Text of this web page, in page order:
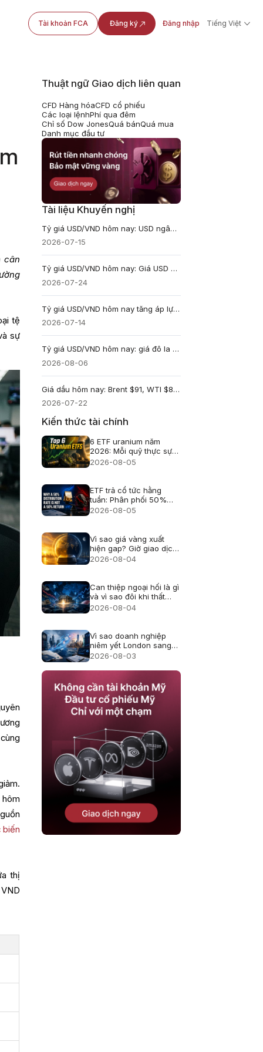
Tài khoản FCA Đăng ký Đăng nhập Tiếng Việt
cân
tệ
sự
biến
thị
Thuật ngữ Giao dịch liên quan
CFD Hàng hóaCFD cổ phiếu
Các loại lệnhPhí qua đêm
Chỉ số Dow JonesQuá bánQuá mua
Danh mục đầu tư
Tài liệu Khuyến nghị
Tỷ giá USD/VND hôm nay: USD ngân hàng rời trần, áp lực VND đã hạ nhiệt?
2026-07-15
Tỷ giá USD/VND hôm nay: Giá USD ngân hàng áp sát trần, DXY giữ vùng cao
2026-07-24
Tỷ giá USD/VND hôm nay tăng áp lực khi giá bán ngân hàng sát trần
2026-07-14
Tỷ giá USD/VND hôm nay: giá đô la Mỹ trung tâm lên 25.433, USD ngân hàng giảm
2026-08-06
Giá dầu hôm nay: Brent $91, WTI $85, cao nhất 5 tuần khi rủi ro nguồn cung tăng
2026-07-22
Kiến thức tài chính
6 ETF uranium năm
2026: Mỗi quỹ thực sự
nắm giữ gì?
2026-08-05
ETF trả cổ tức hằng
tuần: Phân phối 50%
không phải lãi 50%
2026-08-05
Vì sao giá vàng xuất
hiện gap? Giờ giao dịch
và thanh khoản
2026-08-04
Can thiệp ngoại hối là gì
và vì sao đôi khi thất
bại?
2026-08-04
Vì sao doanh nghiệp
niêm yết London sang
Mỹ, cổ đông thay đổi
2026-08-03